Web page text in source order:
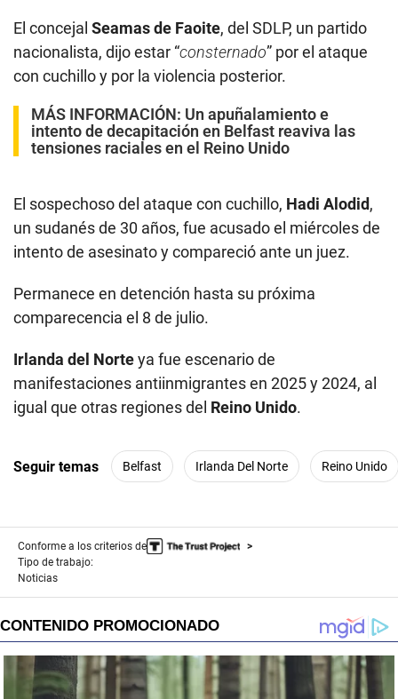
El concejal Seamas de Faoite, del SDLP, un partido
nacionalista, dijo estar “consternado” por el ataque
con cuchillo y por la violencia posterior.
MÁS INFORMACIÓN: Un apuñalamiento e
intento de decapitación en Belfast reaviva las
tensiones raciales en el Reino Unido
El sospechoso del ataque con cuchillo, Hadi Alodid,
un sudanés de 30 años, fue acusado el miércoles de
intento de asesinato y compareció ante un juez.
Permanece en detención hasta su próxima
comparecencia el 8 de julio.
Irlanda del Norteya fue escenario de
manifestaciones antiinmigrantes en 2025 y 2024, al
igual que otras regiones del Reino Unido.
Seguir temas Belfast Irlanda Del Norte Reino Unido
Conforme a los criterios de
Tipo de trabajo:
Noticias